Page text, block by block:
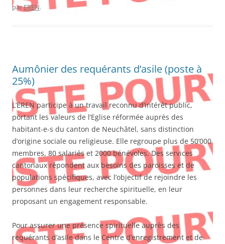
parEREN.
Aumônier des requérants d’asile (poste à
25%)
L’EREN participe à un travail reconnu d’intérêt public,
portant les valeurs de l’Eglise réformée auprès des
habitant-e-s du canton de Neuchâtel, sans distinction
d’origine sociale ou religieuse. Elle regroupe plus de 50’000
membres, 80 salariés et 2000 bénévoles. Des services
cantonaux répondent aux besoins des paroisses et de
populations spécifiques, avec l’objectif de rejoindre les
personnes dans leur recherche spirituelle, en leur
proposant un engagement responsable.
Pour assurer une présence spirituelle auprès des
requérants d’asile dans le Centre d’enregistrement et de